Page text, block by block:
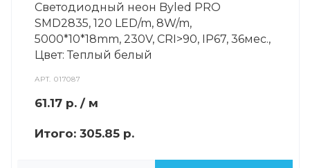
Светодиодный неон Byled PRO
SMD2835, 120 LED/m, 8W/m,
5000*10*18mm, 230V, СRI>90, IP67, 36мес.,
Цвет: Теплый белый
АРТ.017087
61.17 р. / м
Итого: 305.85 р.